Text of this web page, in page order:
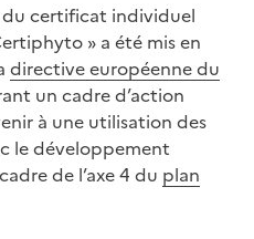
certificat individuel
» a été mis en
directive européenne du
un cadre d’action
à une utilisation des
le développement
de l’axe 4 du plan